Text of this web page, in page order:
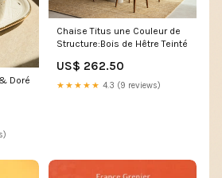
Doré
Chaise Titus une Couleur de
Structure:Bois de Hêtre Teinté
US$ 262.50
★★★★★ 4.3 (9 reviews)